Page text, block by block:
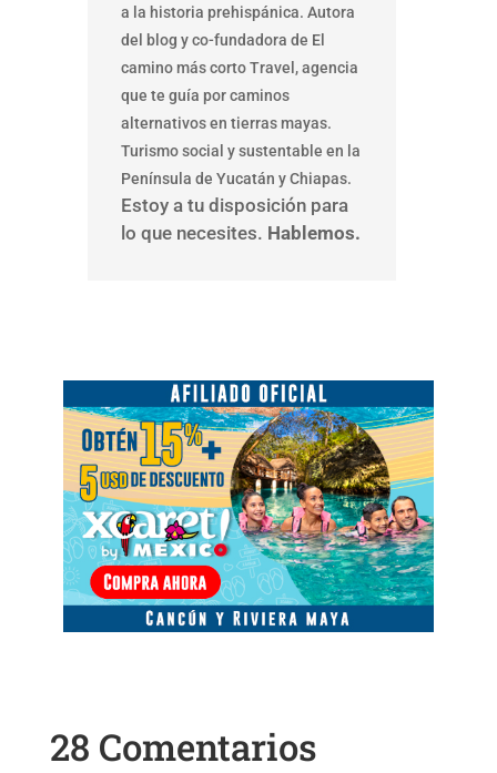
a la historia prehispánica. Autora
del blog y co-fundadora de El
camino más corto Travel, agencia
que te guía por caminos
alternativos en tierras mayas.
Turismo social y sustentable en la
Península de Yucatán y Chiapas.
Estoy a tu disposición para
lo que necesites. Hablemos.
28 Comentarios